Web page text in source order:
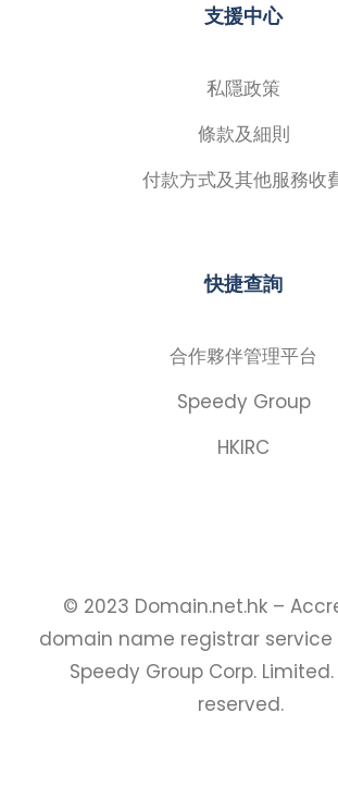
支援中心
私隱政策
條款及細則
付款方式及其他服務收
快捷查詢
合作夥伴管理平台
Speedy Group
HKIRC
© 2023 Domain.net.hk –
domain name registrar service
Speedy Group Corp.
reserved.